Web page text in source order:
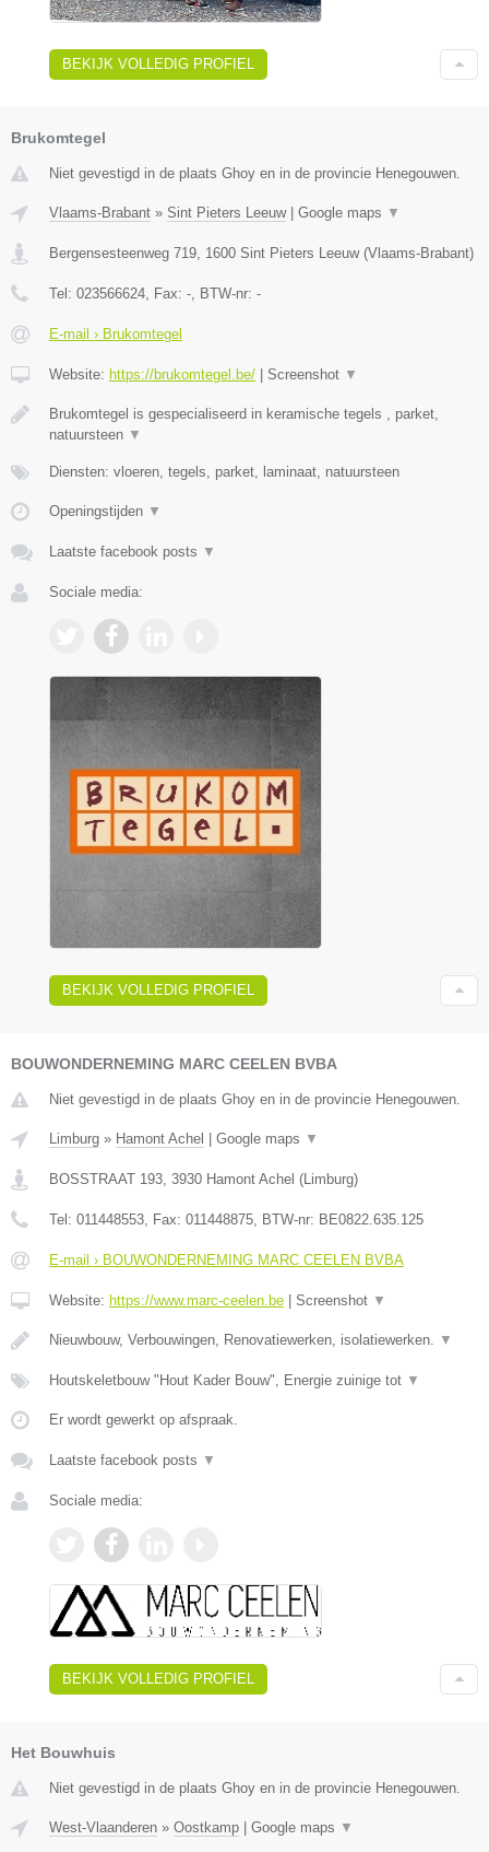
BEKIJK VOLLEDIG PROFIEL
Brukomtegel
Niet gevestigd in de plaats Ghoy en in de provincie Henegouwen.
Vlaams-Brabant » Sint Pieters Leeuw| Google maps ▼
Bergensesteenweg 719 1600 Sint Pieters Leeuw(Vlaams-Brabant)
Tel: 023566624 , Fax: - , BTW-nr: -
E-mail › Brukomtegel
Website: https://brukomtegel.be/ Screenshot ▼
Brukomtegel is gespecialiseerd in keramische tegels , parket,
natuursteen ▼
Diensten: vloeren, tegels, parket, laminaat, natuursteen
Openingstijden ▼
Laatste facebook posts ▼
Sociale media:
BEKIJK VOLLEDIG PROFIEL
BOUWONDERNEMING MARC CEELEN BVBA
Niet gevestigd in de plaats Ghoy en in de provincie Henegouwen.
Limburg » Hamont Achel Google maps ▼
BOSSTRAAT 193 3930 Hamont Achel ( Limburg)
Tel: 011448553 , Fax: 011448875 , BTW-nr: BE0822.635.125
E-mail › BOUWONDERNEMING MARC CEELEN BVBA
Website: https://www.marc-ceelen.be Screenshot ▼
Nieuwbouw, Verbouwingen, Renovatiewerken, isolatiewerken. ▼
Houtskeletbouw "Hout Kader Bouw", Energie zuinige tot ▼
Er wordt gewerkt op afspraak.
Laatste facebook posts ▼
Sociale media:
BEKIJK VOLLEDIG PROFIEL
Het Bouwhuis
Niet gevestigd in de plaats Ghoy en in de provincie Henegouwen.
West-Vlaanderen » Oostkamp Google maps ▼